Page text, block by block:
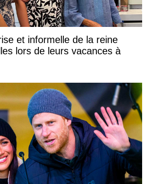
et informelle de la reine
lors de leurs vacances à